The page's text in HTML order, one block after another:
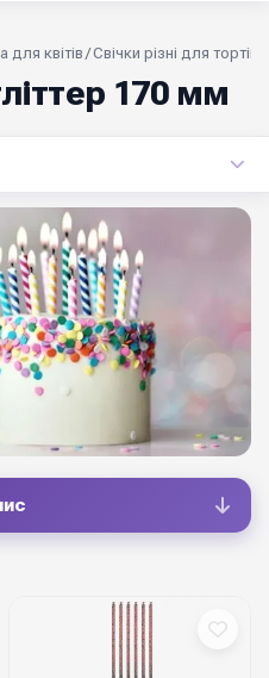
квітів /Свічки різні для тортів
170 мм